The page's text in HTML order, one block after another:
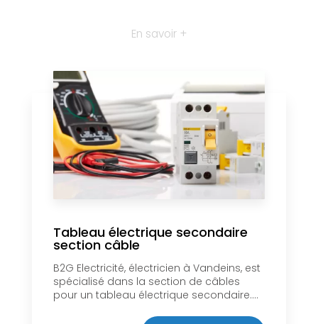
En savoir +
Tableau électrique secondaire
section câble
B2G Electricité, électricien à Vandeins, est
spécialisé dans la section de câbles
pour un tableau électrique secondaire....